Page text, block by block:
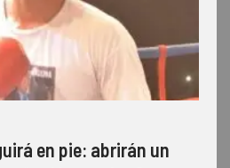
en pie: abrirán un